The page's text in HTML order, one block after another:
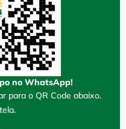
no WhatsApp!
para o QR Code abaixo.